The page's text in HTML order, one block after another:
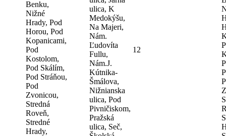
Benku,
Nižné
Hrady, Pod
Horou, Pod
Kopanicami,
Pod
Kostolom,
Pod Skálím,
Pod Stráňou,
Pod
Zvonicou,
Stredná
Roveň,
Stredné
Hrady,
ulica, K
Medokýšu,
Na Majeri,
Nám.
Ľudovíta
Fullu,
Nám.J.
Kútnika-
Šmálova,
Nižnianska
ulica, Pod
Pivničiskom,
Pražská
ulica, Seč,
12